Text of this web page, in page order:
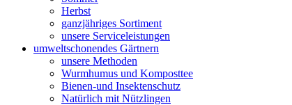
Herbst
ganzjähriges Sortiment
unsere Serviceleistungen
umweltschonendes Gärtnern
unsere Methoden
Wurmhumus und Komposttee
Bienen-und Insektenschutz
Natürlich mit Nützlingen